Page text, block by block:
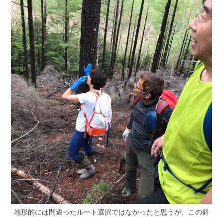
地形的には間違ったルート選択ではなかったと思うが、この斜